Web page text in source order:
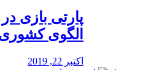
پارتی بازی
الگوی
اکتبر 22, 2019